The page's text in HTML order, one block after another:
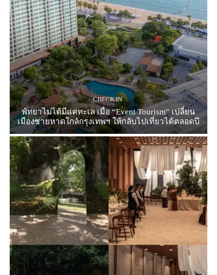
CHECK IN
พัทยาไม่ได้มีแค่ทะเล เมื่อ “Event Tourism” เปลี่ยน
เมืองชายหาดใกล้กรุงเทพฯ ให้กลับไปเที่ยวได้ตลอดปี